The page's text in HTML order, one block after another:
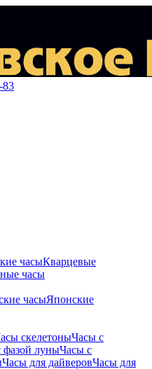
83
часыКварцевые
часы
часыЯпонские
скелетоныЧасы с
фазой луныЧасы с
Часы для дайверовЧасы для